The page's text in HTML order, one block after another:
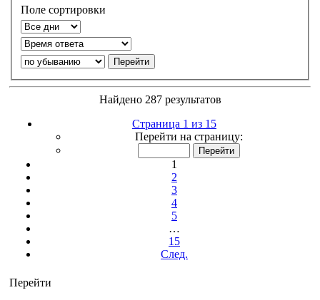
Поле сортировки
Найдено 287 результатов
Страница 1 из 15
Перейти на страницу:
1
2
3
4
5
…
15
След.
Перейти